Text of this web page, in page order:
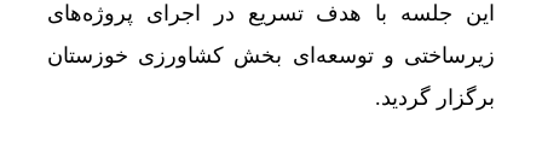
این جلسه با هدف تسریع در اجرای پروژه‌های
زیرساختی و توسعه‌ای بخش کشاورزی خوزستان
برگزار گردید.